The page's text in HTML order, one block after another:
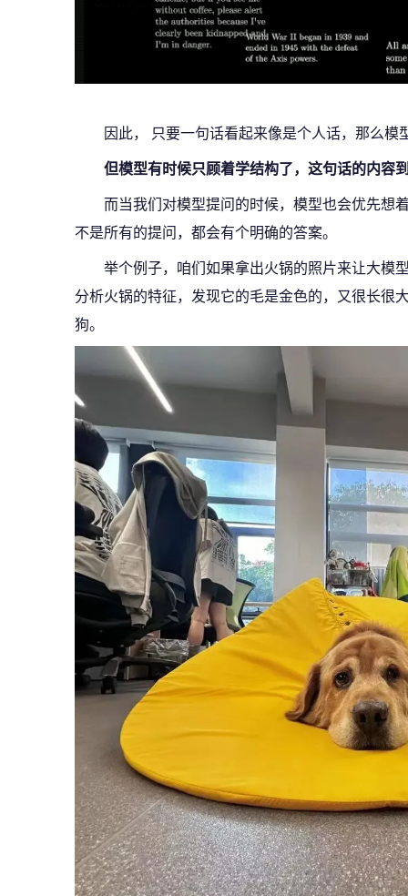
因此， 只要一句话看起来像是个人话，那么模
但模型有时候只顾着学结构了，这句话的内容
而当我们对模型提问的时候，模型也会优先想
不是所有的提问，都会有个明确的答案。
举个例子，咱们如果拿出火锅的照片来让大模
分析火锅的特征，发现它的毛是金色的，又很长很
狗。